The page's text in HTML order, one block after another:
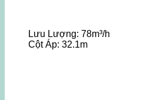
Lưu Lượng: 78m³/h
Cột Áp: 32.1m